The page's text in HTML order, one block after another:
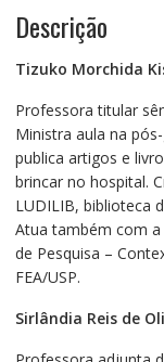
quantidade
Descrição
Tizuko Morchida
Professora titular
Ministra aula na
publica artigos e
brincar no hospital.
LUDILIB, biblioteca
Atua também com
de Pesquisa –
FEA/USP.
Sirlândia Reis de